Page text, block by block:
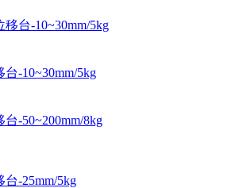
台-10~30mm/5kg
-10~30mm/5kg
-50~200mm/8kg
-25mm/5kg